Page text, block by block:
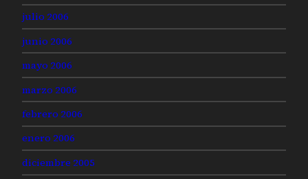
julio 2006
junio 2006
mayo 2006
marzo 2006
febrero 2006
enero 2006
diciembre 2005